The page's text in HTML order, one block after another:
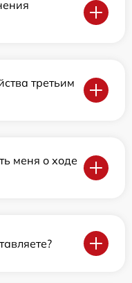
третьим
меня о ходе